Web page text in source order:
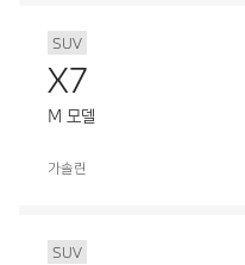
SUV
X7
M 모델
가솔린
SUV